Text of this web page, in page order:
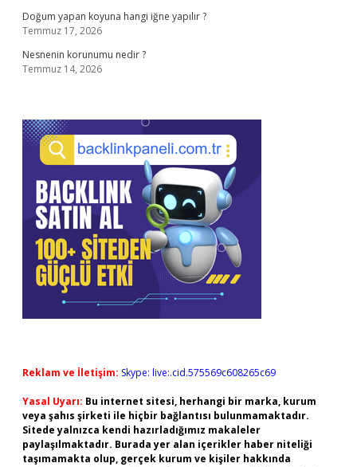
Doğum yapan koyuna hangi iğne yapılır ?
Temmuz 17, 2026
Nesnenin korunumu nedir ?
Temmuz 14, 2026
Reklam ve İletişim: Skype: live:.cid.575569c608265c69
Yasal Uyarı: Bu internet sitesi, herhangi bir marka, kurum
veya şahıs şirketi ile hiçbir bağlantısı bulunmamaktadır.
Sitede yalnızca kendi hazırladığımız makaleler
paylaşılmaktadır. Burada yer alan içerikler haber niteliği
taşımamakta olup, gerçek kurum ve kişiler hakkında